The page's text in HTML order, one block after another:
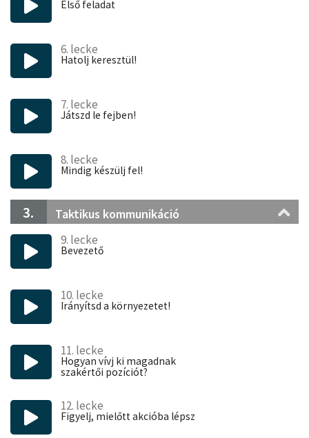
Első feladat
6. lecke
Hatolj keresztül!
7. lecke
Játszd le fejben!
8. lecke
Mindig készülj fel!
3. Taktikus kommunikáció
9. lecke
Bevezető
10. lecke
Irányítsd a környezetet!
11. lecke
Hogyan vívj ki magadnak
szakértői pozíciót?
12. lecke
Figyelj, mielőtt akcióba lépsz